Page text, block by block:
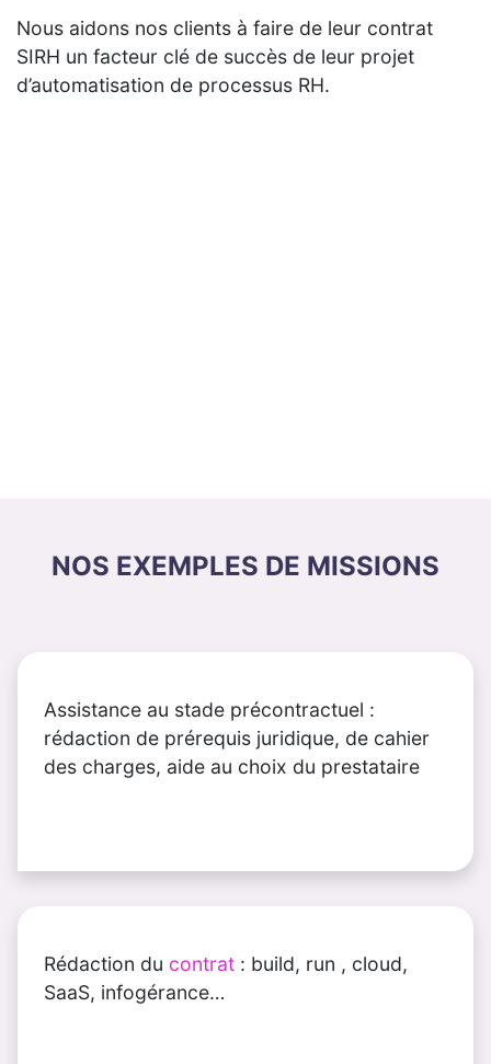
Nous aidons nos clients à faire de leur contrat
SIRH un facteur clé de succès de leur projet
d’automatisation de processus RH.
NOS EXEMPLES DE MISSIONS
Assistance au stade précontractuel :
rédaction de prérequis juridique, de cahier
des charges, aide au choix du prestataire
Rédaction du contrat : build, run , cloud,
SaaS, infogérance…